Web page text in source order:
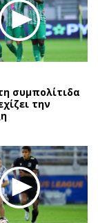
συμπολίτιδα
την